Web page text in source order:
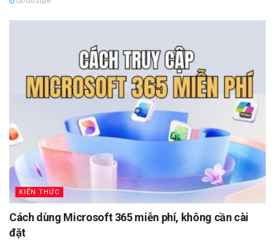
KIẾN THỨC
Cách dùng Microsoft 365 miễn phí, không cần cài
đặt